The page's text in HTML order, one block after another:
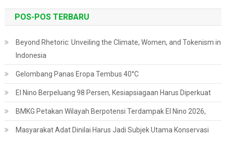
POS-POS TERBARU
Beyond Rhetoric: Unveiling the Climate, Women, and Tokenism in
Indonesia
Gelombang Panas Eropa Tembus 40°C
El Nino Berpeluang 98 Persen, Kesiapsiagaan Harus Diperkuat
BMKG Petakan Wilayah Berpotensi Terdampak El Nino 2026,
Masyarakat Adat Dinilai Harus Jadi Subjek Utama Konservasi